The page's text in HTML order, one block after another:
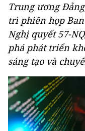
Trung ương
trì phiên họp
Nghị quyết 57-
phá phát triển
sáng tạo và